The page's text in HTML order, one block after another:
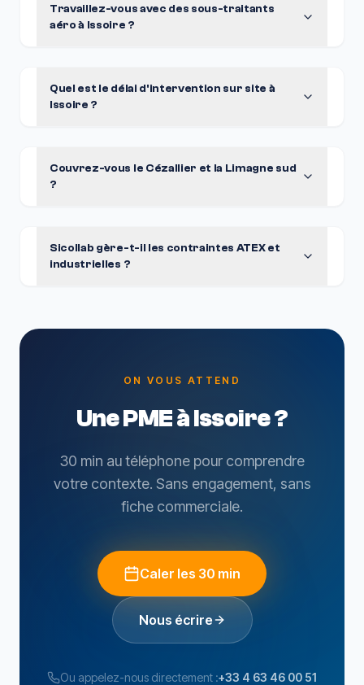
Travaillez-vous avec des sous-traitants
aéro à Issoire ?
Quel est le délai d'intervention sur site à
Issoire ?
Couvrez-vous le Cézallier et la Limagne sud
?
Sicollab gère-t-il les contraintes ATEX et
industrielles ?
ON VOUS ATTEND
Une PME à Issoire ?
30 min au téléphone pour comprendre
votre contexte. Sans engagement, sans
fiche commerciale.
Caler les 30 min
Nous écrire
Ou appelez-nous directement :+33 4 63 46 00 51